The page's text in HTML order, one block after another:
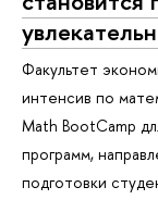
Факультет
интенсив по
Math BootCamp
программ,
подготовки